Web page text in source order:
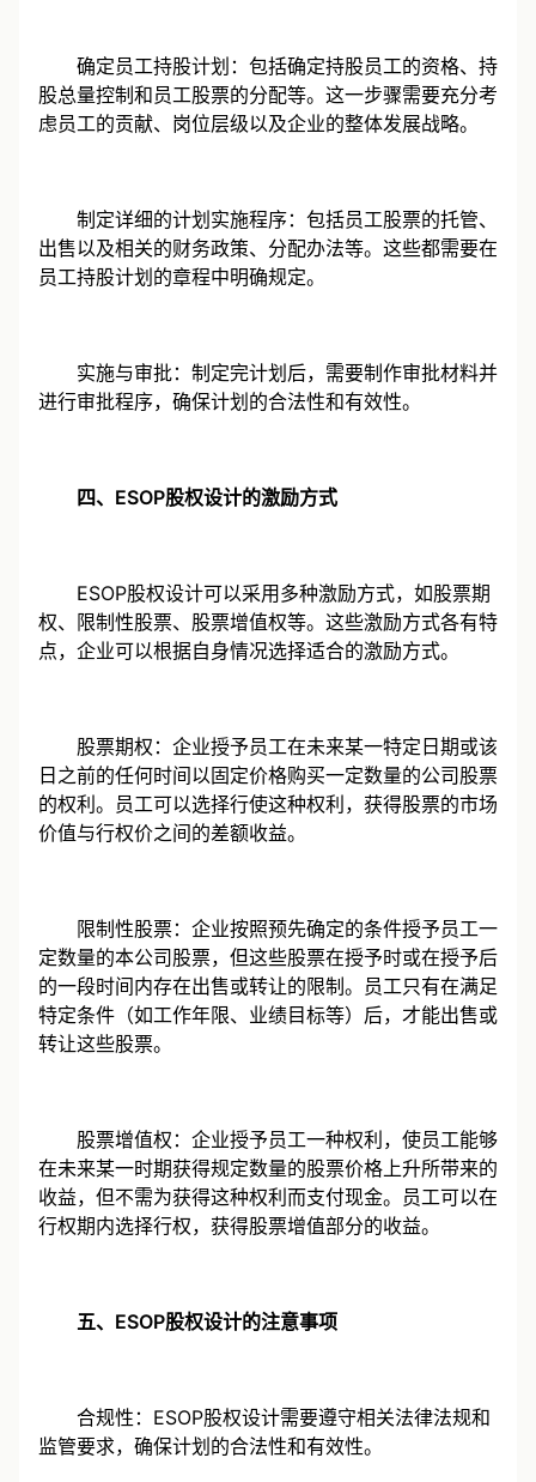
确定员工持股计划：包括确定持股员工的资格、持
股总量控制和员工股票的分配等。这一步骤需要充分考
虑员工的贡献、岗位层级以及企业的整体发展战略。
制定详细的计划实施程序：包括员工股票的托管、
出售以及相关的财务政策、分配办法等。这些都需要在
员工持股计划的章程中明确规定。
实施与审批：制定完计划后，需要制作审批材料并
进行审批程序，确保计划的合法性和有效性。
四、ESOP股权设计的激励方式
ESOP股权设计可以采用多种激励方式，如股票期
权、限制性股票、股票增值权等。这些激励方式各有特
点，企业可以根据自身情况选择适合的激励方式。
股票期权：企业授予员工在未来某一特定日期或该
日之前的任何时间以固定价格购买一定数量的公司股票
的权利。员工可以选择行使这种权利，获得股票的市场
价值与行权价之间的差额收益。
限制性股票：企业按照预先确定的条件授予员工一
定数量的本公司股票，但这些股票在授予时或在授予后
的一段时间内存在出售或转让的限制。员工只有在满足
特定条件（如工作年限、业绩目标等）后，才能出售或
转让这些股票。
股票增值权：企业授予员工一种权利，使员工能够
在未来某一时期获得规定数量的股票价格上升所带来的
收益，但不需为获得这种权利而支付现金。员工可以在
行权期内选择行权，获得股票增值部分的收益。
五、ESOP股权设计的注意事项
合规性：ESOP股权设计需要遵守相关法律法规和
监管要求，确保计划的合法性和有效性。